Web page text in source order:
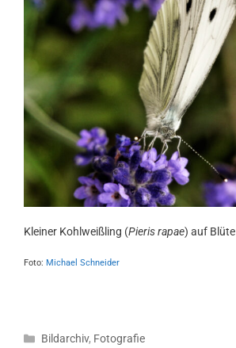
Kleiner Kohlweißling (Pieris rapae) auf Blüte
Foto: Michael Schneider
Kategorien
Bildarchiv, Fotografie